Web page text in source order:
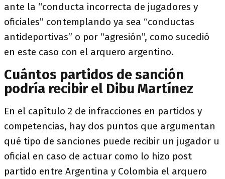
ante la “conducta incorrecta de jugadores y
oficiales” contemplando ya sea “conductas
antideportivas” o por “agresión”, como sucedió
en este caso con el arquero argentino.
Cuántos partidos de sanción
podría recibir el Dibu Martínez
En el capítulo 2 de infracciones en partidos y
competencias, hay dos puntos que argumentan
qué tipo de sanciones puede recibir un jugador u
oficial en caso de actuar como lo hizo post
partido entre Argentina y Colombia el arquero